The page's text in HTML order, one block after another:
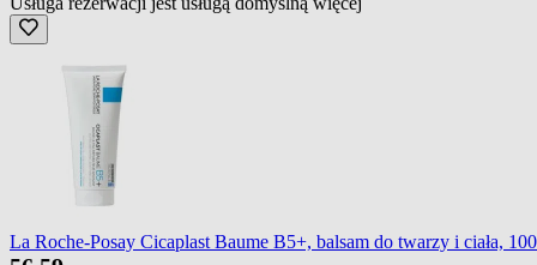
La Roche-Posay Cicaplast Baume B5+, balsam do twarzy i ciała,